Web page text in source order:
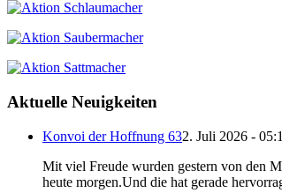
Aktuelle Neuigkeiten
Konvoi der Hoffnung 632. Juli 2026 -
Mit viel Freude wurden gestern von den
heute morgen.Und die hat gerade